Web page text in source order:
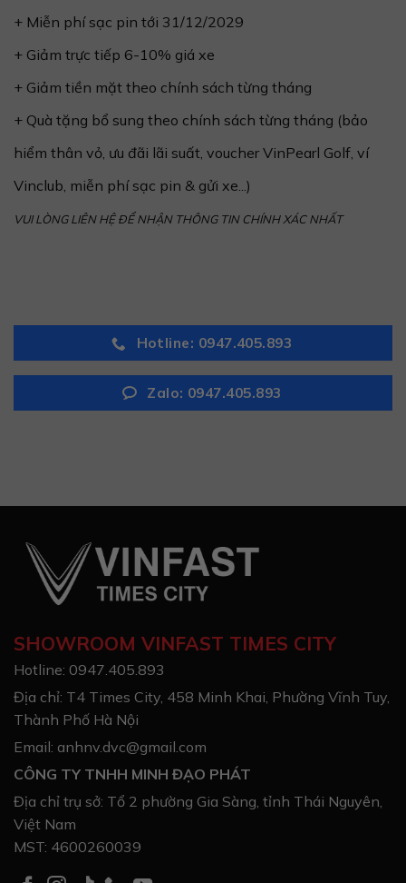
+ Miễn phí sạc pin tới 31/12/2029
+ Giảm trực tiếp 6-10% giá xe
+ Giảm tiền mặt theo chính sách từng tháng
+ Quà tặng bổ sung theo chính sách từng tháng (bảo
hiểm thân vỏ, ưu đãi lãi suất, voucher VinPearl Golf, ví
Vinclub, miễn phí sạc pin & gửi xe...)
VUI LÒNG LIÊN HỆ ĐỂ NHẬN THÔNG TIN CHÍNH XÁC NHẤT
Hotline: 0947.405.893
Zalo: 0947.405.893
SHOWROOM VINFAST TIMES CITY
Hotline: 0947.405.893
Địa chỉ: T4 Times City, 458 Minh Khai, Phường Vĩnh Tuy,
Thành Phố Hà Nội
Email: anhnv.dvc@gmail.com
CÔNG TY TNHH MINH ĐẠO PHÁT
Địa chỉ trụ sở: Tổ 2 phường Gia Sàng, tỉnh Thái Nguyên,
Việt Nam
MST: 4600260039